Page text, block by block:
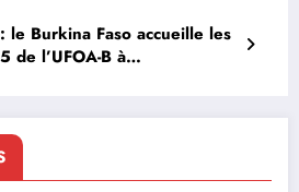
le Burkina Faso accueille les
de l’UFOA-B à